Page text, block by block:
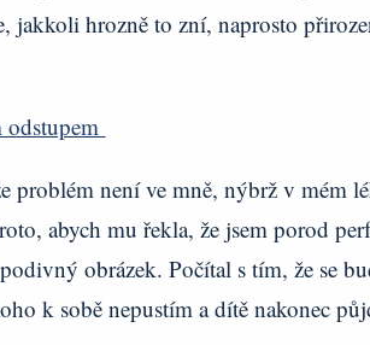
jakkoli hrozně to zní, naprosto
problém není ve mně, nýbrž v mém
abych mu řekla, že jsem porod
obrázek. Počítal s tím, že se
k sobě nepustím a dítě nakonec